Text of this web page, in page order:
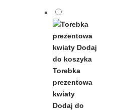
Torebka
prezentowa
kwiaty
Dodaj do